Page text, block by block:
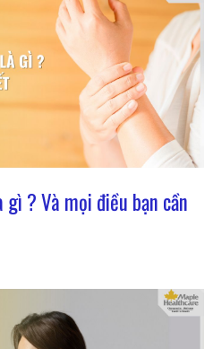
? Và mọi điều bạn cần